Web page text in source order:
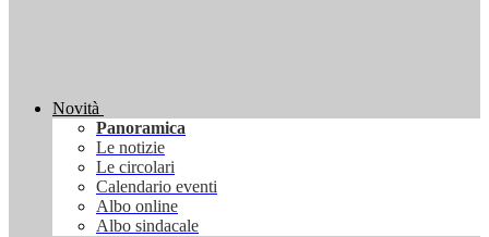
Novità
Panoramica
Le notizie
Le circolari
Calendario eventi
Albo online
Albo sindacale